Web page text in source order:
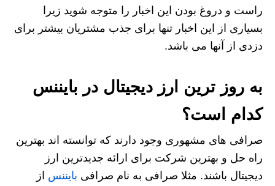
راست و دروغ بودن این اخبار را متوجه شوید زیرا
بسیاری از این اخبار تنها برای جذب مشتریان بیشتر برای
دزدی از آنها می باشد.
به روز ترین ارز دیجیتال در بایننس
کدام است؟
صرافی های مشهوری وجود دارند که توانسته اند بهترین
راه حل و بهترین شرکت برای ارائه جدیدترین ارز
دیجیتال باشند. مثلا صرافی به نام صرافی بایننس از